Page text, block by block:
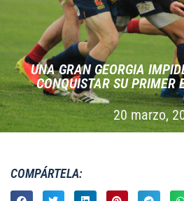
UNA GRAN GEORGIA
CONQUISTAR SU PRIMER
20 marzo,
COMPÁRTELA: